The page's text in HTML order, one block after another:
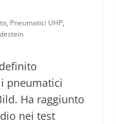
, Pneumatici UHP,
pneumatici
Ha raggiunto
nei test